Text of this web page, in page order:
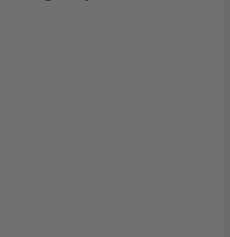
mehr Ressourceneffizienz